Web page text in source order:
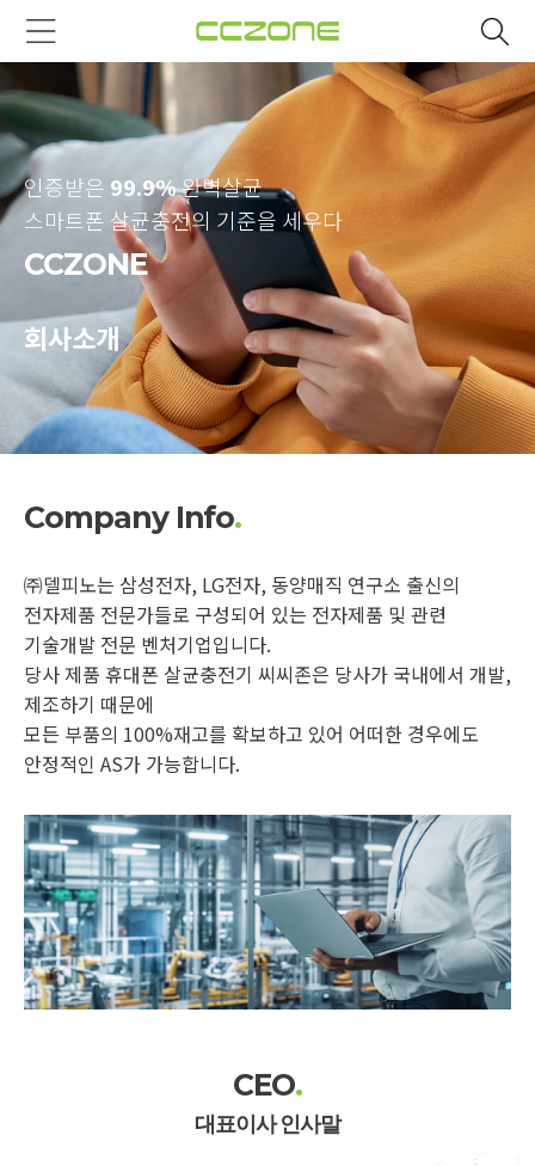
인증받은 99.9%완벽살균
스마트폰 살균충전의 기준을 세우다
CCZONE
회사소개
Company Info.
㈜델피노는 삼성전자, LG전자, 동양매직 연구소 출신의
전자제품 전문가들로 구성되어 있는 전자제품 및 관련
기술개발 전문 벤처기업입니다.
당사 제품 휴대폰 살균충전기 씨씨존은 당사가 국내에서 개발,
제조하기 때문에
모든 부품의 100%재고를 확보하고 있어 어떠한 경우에도
안정적인 AS가 가능합니다.
CEO.
대표이사 인사말